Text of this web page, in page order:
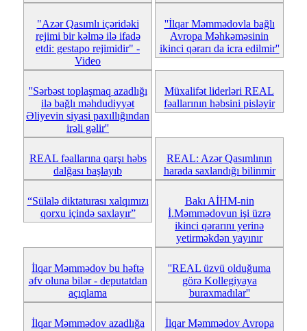
"Azər Qasımlı içəridəki
rejimi bir kəlmə ilə ifadə
etdi: gestapo rejimidir" -
Video
''İlqar Məmmədovla bağlı
Avropa Məhkəməsinin
ikinci qərarı da icra edilmir''
''Sərbəst toplaşmaq azadlığı
ilə bağlı məhdudiyyət
Əliyevin siyasi paxıllığından
irəli gəlir''
Müxalifət liderləri REAL
fəallarının həbsini pisləyir
REAL fəallarına qarşı həbs
dalğası başlayıb
REAL: Azər Qasımlının
harada saxlandığı bilinmir
“Sülalə diktaturası xalqımızı
qorxu içində saxlayır”
Bakı AİHM-nin
İ.Məmmədovun işi üzrə
ikinci qərarını yerinə
yetirməkdən yayınır
İlqar Məmmədov bu həftə
əfv oluna bilər - deputatdan
açıqlama
''REAL üzvü olduğuma
görə Kollegiyaya
buraxmadılar''
İlqar Məmmədov azadlığa
İlqar Məmmədov Avropa